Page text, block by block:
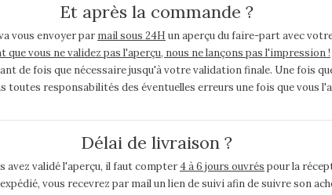
Et après la commande ?
vous envoyer par mail sous 24H un aperçu du faire-part avec
que vous ne validez pas l'aperçu, nous ne lançons pas l'impression !
de fois que nécessaire jusqu'à votre validation finale. Une fois
toutes responsabilités des éventuelles erreurs une fois que vous
Délai de livraison ?
avez validé l'aperçu, il faut compter4 à 6 jours ouvrés pour la
vous recevrez par mail un lien de suivi afin de suivre son